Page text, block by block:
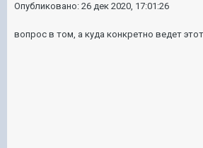
Опубликовано: 26 дек 2020, 17:01:26
вопрос в том, а куда конкретно ведет